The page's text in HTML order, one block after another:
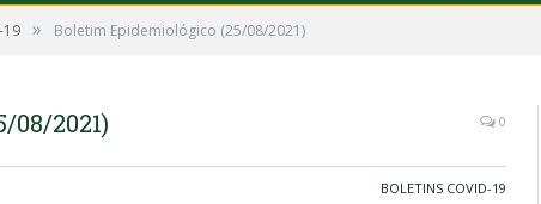
19 » Boletim Epidemiológico (25/08/2021)
2021) 0
BOLETINS COVID-19